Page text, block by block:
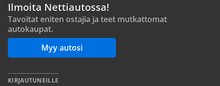
Ilmoita Nettiautossa!
Tavoitat eniten ostajia ja teet mutkattomat
autokaupat.
Myy autosi
KIRJAUTUNEILLE